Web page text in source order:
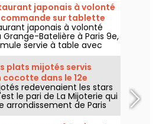
japonais à volonté
commande sur tablette
japonais à volonté
Batelière à Paris 9e,
servie à table avec
Sushis, makis,
et plats préparés à la
midi et soir, du
plats mijotés servis
dans le 12e
redevenaient les stars
le pari de La Mijoterie qui
arrondissement de Paris
de longue cuisson